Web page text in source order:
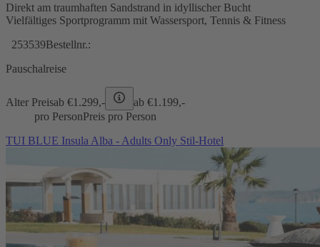
Direkt am traumhaften Sandstrand in idyllischer Bucht
Vielfältiges Sportprogramm mit Wassersport, Tennis & Fitness
253539Bestellnr.:
Pauschalreise
Alter Preisab €1.299,- ab €1.199,-
pro PersonPreis pro Person
TUI BLUE Insula Alba - Adults Only Stil-Hotel